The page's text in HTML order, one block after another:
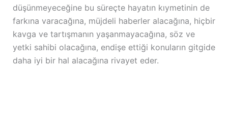
düşünmeyeceğine bu süreçte hayatın kıymetinin de
farkına varacağına, müjdeli haberler alacağına, hiçbir
kavga ve tartışmanın yaşanmayacağına, söz ve
yetki sahibi olacağına, endişe ettiği konuların gitgide
daha iyi bir hal alacağına rivayet eder.